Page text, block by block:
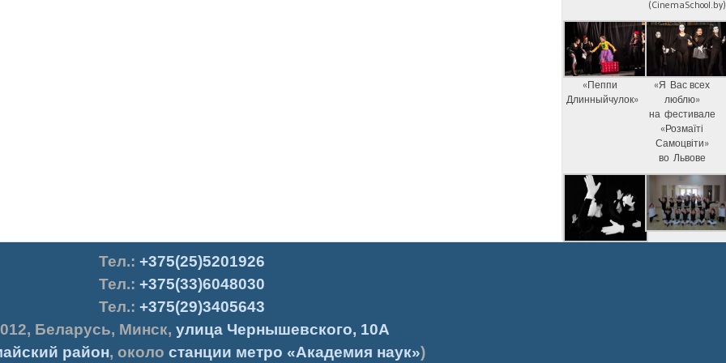
(CinemaSchool.by)
«Пеппи
Длинныйчулок»
«Я Вас всех
люблю»
на фестивале
«Розмаїті
Самоцвіти»
во Львове
Тел.: +375(25)5201926
Тел.: +375(33)6048030
Тел.: +375(29)3405643
, Беларусь, Минск, улица Чернышевского, 10А
район, около станции метро «Академия наук»)